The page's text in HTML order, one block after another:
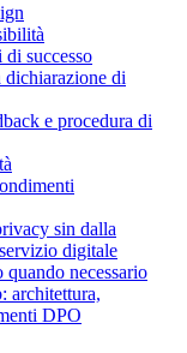
successo
dichiarazione di
e procedura di
sin dalla
digitale
necessario
architettura,
DPO